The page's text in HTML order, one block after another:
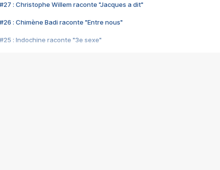
#27 : Christophe Willem raconte "Jacques a dit"
#26 : Chimène Badi raconte "Entre nous"
#25 : Indochine raconte "3e sexe"